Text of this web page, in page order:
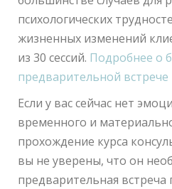
психологических
жизненных изменений
из 30 сессий. Подробнее о
предварительной встрече
Если у вас сейчас нет
временного и
прохождение курса
вы не уверены, что он
предварительная